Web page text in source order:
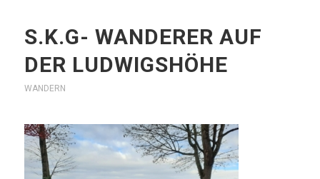
S.K.G- WANDERER AUF
DER LUDWIGSHÖHE
WANDERN